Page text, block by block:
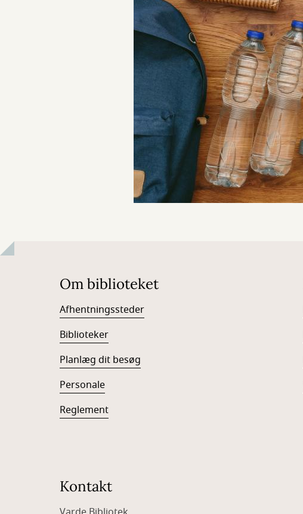
Om biblioteket
Afhentningssteder
Biblioteker
Planlæg dit besøg
Personale
Reglement
Kontakt